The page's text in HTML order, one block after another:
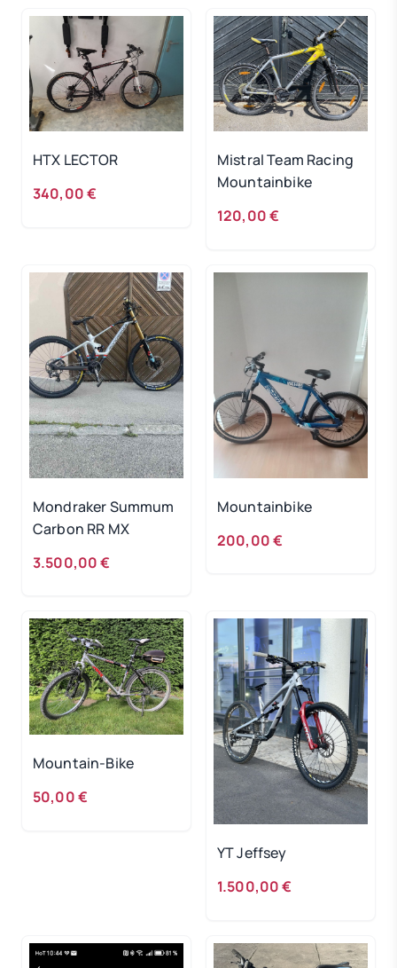
HTX LECTOR
340,00 €
Mistral Team Racing
Mountainbike
120,00 €
Mondraker Summum
Carbon RR MX
3.500,00 €
Mountainbike
200,00 €
Mountain-Bike
50,00 €
YT Jeffsey
1.500,00 €